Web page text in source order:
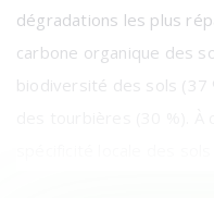
dégradations les plus
carbone organique des
biodiversité des sols (37